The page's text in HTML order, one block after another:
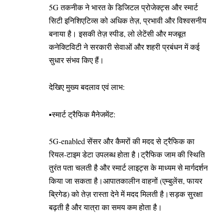
5G तकनीक ने भारत के डिजिटल प्रोजेक्ट्स और स्मार्ट
सिटी इनिशिएटिव्स को अधिक तेज़, प्रभावी और विश्वसनीय
बनाया है। इसकी तेज़ स्पीड, लो लेटेंसी और मजबूत
कनेक्टिविटी ने सरकारी सेवाओं और शहरी प्रबंधन में कई
सुधार संभव किए हैं।
देखिए मुख्य बदलाव एवं लाभ:
▪️स्मार्ट ट्रैफिक मैनेजमेंट:
5G-enabled सेंसर और कैमरों की मदद से ट्रैफिक का
रियल-टाइम डेटा उपलब्ध होता है।ट्रैफिक जाम की स्थिति
तुरंत पता चलती है और स्मार्ट लाइट्स के माध्यम से मार्गदर्शन
किया जा सकता है।आपातकालीन वाहनों (एम्बुलेंस, फायर
ब्रिगेड) को तेज़ रास्ता देने में मदद मिलती है।सड़क सुरक्षा
बढ़ती है और यात्रा का समय कम होता है।